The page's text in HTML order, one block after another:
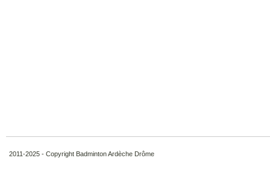
2011-2025 - Copyright Badminton Ardèche Drôme